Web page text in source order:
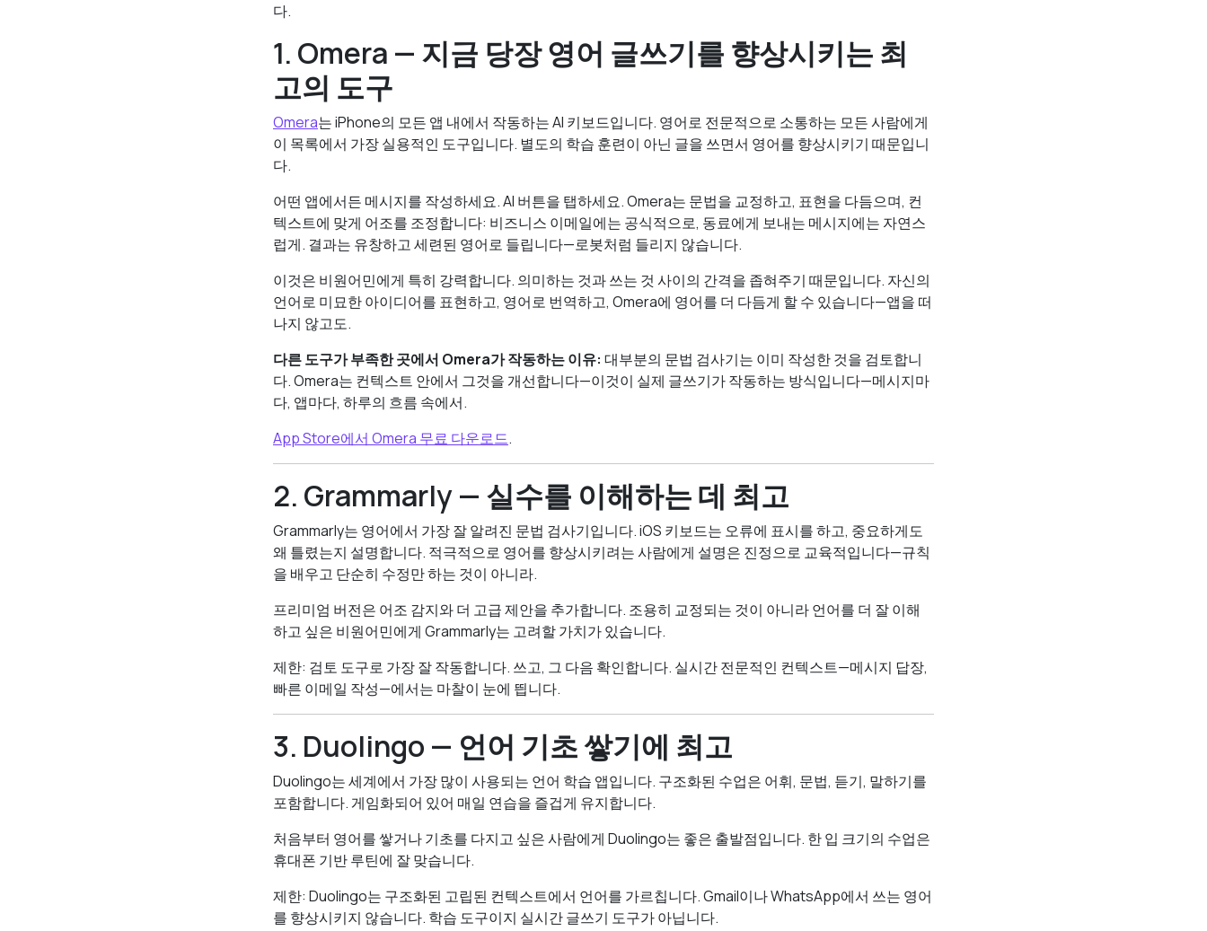
다.
1. Omera — 지금 당장 영어 글쓰기를 향상시키는 최
고의 도구
Omera는 iPhone의 모든 앱 내에서 작동하는 AI 키보드입니다. 영어로 전문적으로 소통하는 모든 사람에게
이 목록에서 가장 실용적인 도구입니다. 별도의 학습 훈련이 아닌 글을 쓰면서 영어를 향상시키기 때문입니
다.
어떤 앱에서든 메시지를 작성하세요. AI 버튼을 탭하세요. Omera는 문법을 교정하고, 표현을 다듬으며, 컨
텍스트에 맞게 어조를 조정합니다: 비즈니스 이메일에는 공식적으로, 동료에게 보내는 메시지에는 자연스
럽게. 결과는 유창하고 세련된 영어로 들립니다—로봇처럼 들리지 않습니다.
이것은 비원어민에게 특히 강력합니다. 의미하는 것과 쓰는 것 사이의 간격을 좁혀주기 때문입니다. 자신의
언어로 미묘한 아이디어를 표현하고, 영어로 번역하고, Omera에 영어를 더 다듬게 할 수 있습니다—앱을 떠
나지 않고도.
다른 도구가 부족한 곳에서 Omera가 작동하는 이유: 대부분의 문법 검사기는 이미 작성한 것을 검토합니
다. Omera는 컨텍스트 안에서 그것을 개선합니다—이것이 실제 글쓰기가 작동하는 방식입니다—메시지마
다, 앱마다, 하루의 흐름 속에서.
App Store에서 Omera 무료 다운로드.
2. Grammarly — 실수를 이해하는 데 최고
Grammarly는 영어에서 가장 잘 알려진 문법 검사기입니다. iOS 키보드는 오류에 표시를 하고, 중요하게도
왜 틀렸는지 설명합니다. 적극적으로 영어를 향상시키려는 사람에게 설명은 진정으로 교육적입니다—규칙
을 배우고 단순히 수정만 하는 것이 아니라.
프리미엄 버전은 어조 감지와 더 고급 제안을 추가합니다. 조용히 교정되는 것이 아니라 언어를 더 잘 이해
하고 싶은 비원어민에게 Grammarly는 고려할 가치가 있습니다.
제한: 검토 도구로 가장 잘 작동합니다. 쓰고, 그 다음 확인합니다. 실시간 전문적인 컨텍스트—메시지 답장,
빠른 이메일 작성—에서는 마찰이 눈에 띕니다.
3. Duolingo — 언어 기초 쌓기에 최고
Duolingo는 세계에서 가장 많이 사용되는 언어 학습 앱입니다. 구조화된 수업은 어휘, 문법, 듣기, 말하기를
포함합니다. 게임화되어 있어 매일 연습을 즐겁게 유지합니다.
처음부터 영어를 쌓거나 기초를 다지고 싶은 사람에게 Duolingo는 좋은 출발점입니다. 한 입 크기의 수업은
휴대폰 기반 루틴에 잘 맞습니다.
제한: Duolingo는 구조화된 고립된 컨텍스트에서 언어를 가르칩니다. Gmail이나 WhatsApp에서 쓰는 영어
를 향상시키지 않습니다. 학습 도구이지 실시간 글쓰기 도구가 아닙니다.